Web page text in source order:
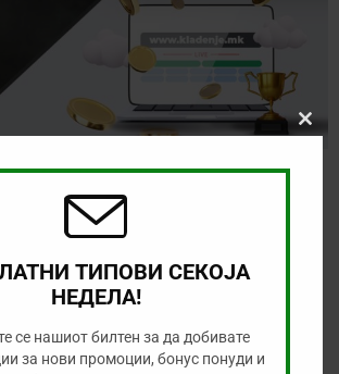
(07.08.2026,
– КФУМ
понуда за обложување, а ние ќе го
од норвешката лига
Close
ТИПОВИ СЕКОЈА
НЕДЕЛА!
се нашиот билтен за да добивате
за нови промоции, бонус понуди и